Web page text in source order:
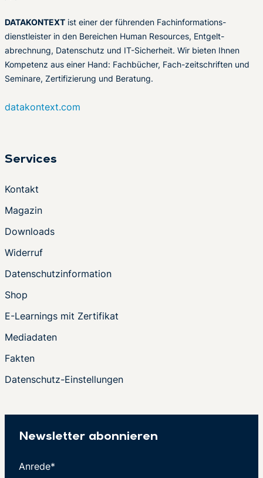
DATAKONTEXT ist einer der führenden Fachinformations-
dienstleister in den Bereichen Human Resources, Entgelt-
abrechnung, Datenschutz und IT-Sicherheit. Wir bieten Ihnen
Kompetenz aus einer Hand: Fachbücher, Fach-zeitschriften und
Seminare, Zertifizierung und Beratung.
datakontext.com
Services
Kontakt
Magazin
Downloads
Widerruf
Datenschutzinformation
Shop
E-Learnings mit Zertifikat
Mediadaten
Fakten
Datenschutz-Einstellungen
Newsletter abonnieren
Anrede*